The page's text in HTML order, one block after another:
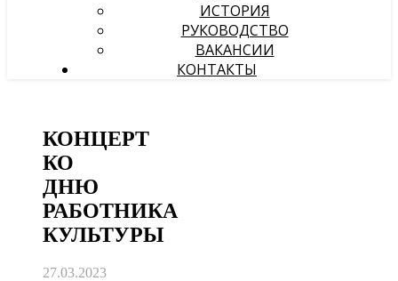
ИСТОРИЯ
РУКОВОДСТВО
ВАКАНСИИ
КОНТАКТЫ
КОНЦЕРТ
КО
ДНЮ
РАБОТНИКА
КУЛЬТУРЫ
27.03.2023